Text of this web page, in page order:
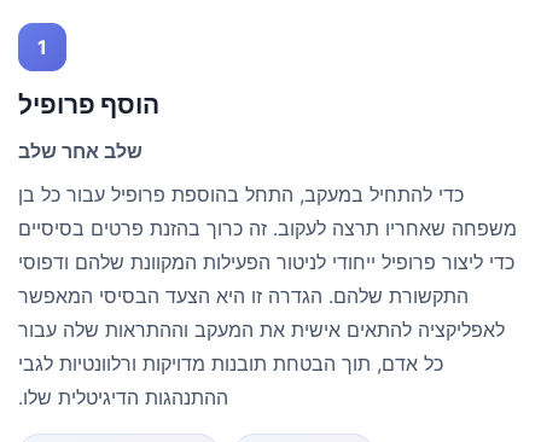
1
הוסף פרופיל
שלב אחר שלב
כדי להתחיל במעקב, התחל בהוספת פרופיל עבור כל בן
משפחה שאחריו תרצה לעקוב. זה כרוך בהזנת פרטים בסיסיים
כדי ליצור פרופיל ייחודי לניטור הפעילות המקוונת שלהם ודפוסי
התקשורת שלהם. הגדרה זו היא הצעד הבסיסי המאפשר
לאפליקציה להתאים אישית את המעקב וההתראות שלה עבור
כל אדם, תוך הבטחת תובנות מדויקות ורלוונטיות לגבי
ההתנהגות הדיגיטלית שלו.